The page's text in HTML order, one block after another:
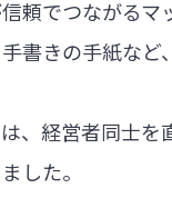
頼でつながるマ
書きの手紙など
、経営者同士
した。